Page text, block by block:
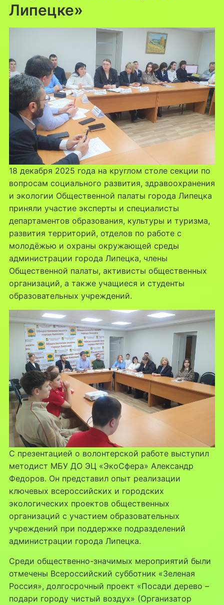
Липецке»
18 декабря 2025 года на круглом столе секции по
вопросам социального развития, здравоохранения
и экологии Общественной палаты города Липецка
приняли участие эксперты и специалисты
департаментов образования, культуры и туризма,
развития территорий, отделов по работе с
молодёжью и охраны окружающей среды
администрации города Липецка, члены
Общественной палаты, активисты общественных
организаций, а также учащиеся и студенты
образовательных учреждений.
С презентацией о волонтерской работе выступил
методист МБУ ДО ЭЦ «ЭкоСфера» Александр
Федоров. Он представил опыт реализации
ключевых всероссийских и городских
экологических проектов общественных
организаций с участием образовательных
учреждений при поддержке подразделений
администрации города Липецка.
Среди общественно-значимых мероприятий были
отмечены Всероссийский субботник «Зеленая
Россия», долгосрочный проект «Посади дерево –
подари городу чистый воздух» (Организатор